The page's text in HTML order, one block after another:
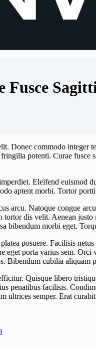
Donec commodo integer
potenti. Curae fusce
Eleifend euismod
aptent morbi. Tortor
arcu. Natoque congue
dis velit. Aenean
bibendum morbi eget.
posuere. Facilisis
eget porta varius sem.
Bibendum cubilia aliquam
Quisque libero
penatibus facilisis.
ultrices semper. Erat